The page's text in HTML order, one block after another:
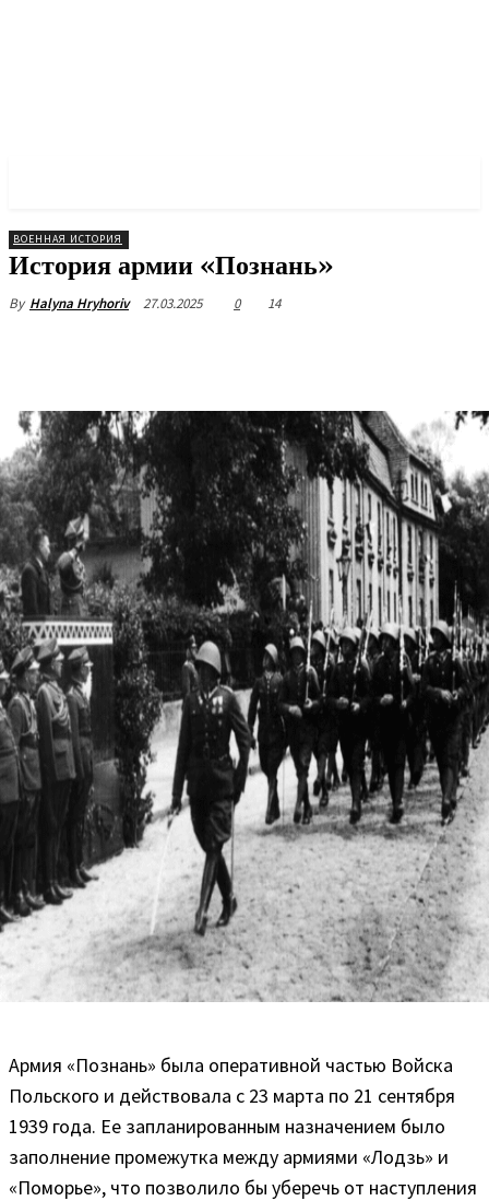
ВОЕННАЯ ИСТОРИЯ
История армии «Познань»
By Halyna Hryhoriv 27.03.2025 0 14
Армия «Познань» была оперативной частью Войска
Польского и действовала с 23 марта по 21 сентября
1939 года. Ее запланированным назначением было
заполнение промежутка между армиями «Лодзь» и
«Поморье», что позволило бы уберечь от наступления